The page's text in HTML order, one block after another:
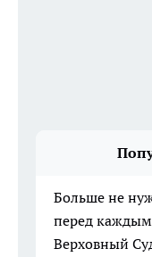
Больше не
перед
Верховный